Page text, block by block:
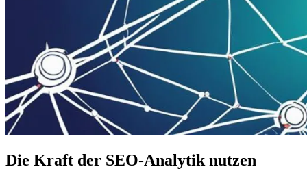
Die Kraft der SEO-Analytik nutzen